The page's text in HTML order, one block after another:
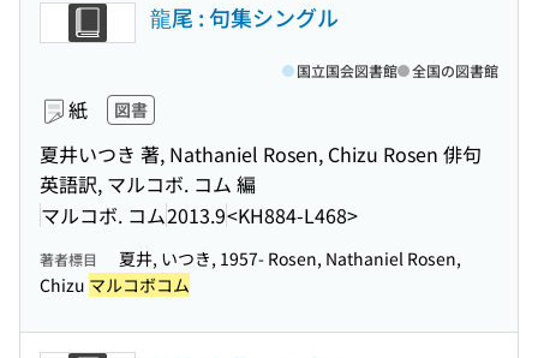
龍尾 : 句集シングル
紙 図書
夏井いつき 著, Nathaniel Rosen, Chizu Rosen 俳句
英語訳, マルコボ. コム 編
マルコボ. コム2013.9<KH884-L468>
国立国会図書館 全国の図書館
著者標目
夏井, いつき, 1957- Rosen, Nathaniel Rosen,
Chizu マルコボコム